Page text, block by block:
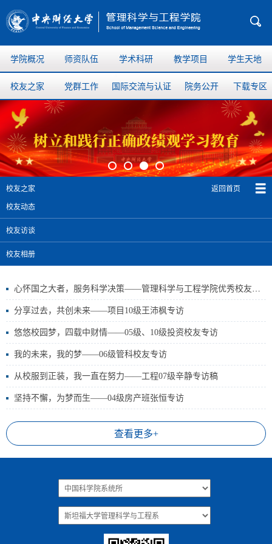
学院概况 师资队伍 学术科研 教学项目 学生天地
校友之家 党群工作 国际交流与认证 院务公开 下载专区
校友之家 返回首页
校友动态
校友访谈
校友相册
心怀国之大者，服务科学决策——管理科学与工程学院优秀校友谢明华博士专访
分享过去，共创未来——项目10级王沛枫专访
悠悠校园梦，四载中财情——05级、10级投资校友专访
我的未来，我的梦——06级管科校友专访
从校服到正装，我一直在努力——工程07级辛静专访稿
坚持不懈，为梦而生——04级房产班张恒专访
查看更多+